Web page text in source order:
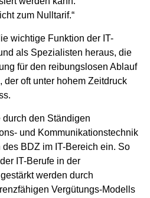
zum Nulltarif.“
wichtige Funktion der IT-
als Spezialisten heraus, die
für den reibungslosen Ablauf
der oft unter hohem Zeitdruck
den Ständigen
und Kommunikationstechnik
BDZ im IT-Bereich ein. So
IT-Berufe in der
werden durch
Vergütungs-Modells